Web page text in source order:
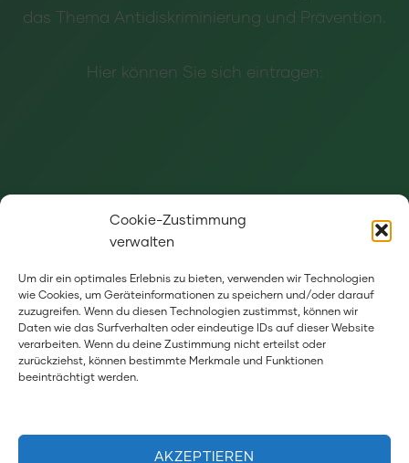
Cookie-Zustimmung
verwalten
Um dir ein optimales Erlebnis zu bieten, verwenden wir Technologien
wie Cookies, um Geräteinformationen zu speichern und/oder darauf
zuzugreifen. Wenn du diesen Technologien zustimmst, können wir
Daten wie das Surfverhalten oder eindeutige IDs auf dieser Website
verarbeiten. Wenn du deine Zustimmung nicht erteilst oder
zurückziehst, können bestimmte Merkmale und Funktionen
beeinträchtigt werden.
AKZEPTIEREN
das Thema Antidiskriminierung und Prävention.
Hier können Sie sich eintragen:
Wenn Sie Informationen und Hinweise zu
Veranstaltungen in Heidelberg haben, dann
schicken Sie diese gerne an